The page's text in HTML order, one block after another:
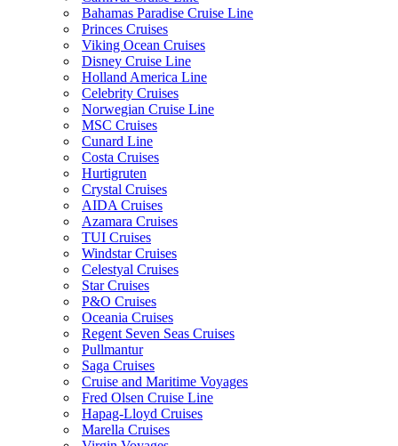
Bahamas Paradise Cruise Line
Princes Cruises
Viking Ocean Cruises
Disney Cruise Line
Holland America Line
Celebrity Cruises
Norwegian Cruise Line
MSC Cruises
Cunard Line
Costa Cruises
Hurtigruten
Crystal Cruises
AIDA Cruises
Azamara Cruises
TUI Cruises
Windstar Cruises
Celestyal Cruises
Star Cruises
P&O Cruises
Oceania Cruises
Regent Seven Seas Cruises
Pullmantur
Saga Cruises
Cruise and Maritime Voyages
Fred Olsen Cruise Line
Hapag-Lloyd Cruises
Marella Cruises